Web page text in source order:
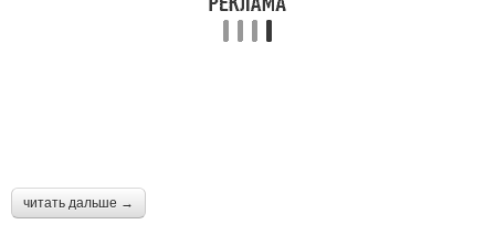
читать дальше →